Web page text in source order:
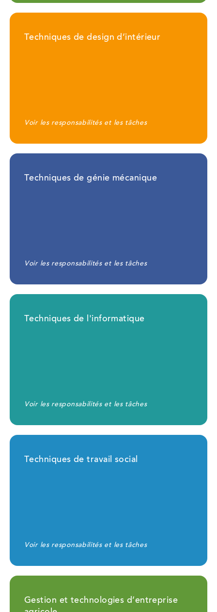
Techniques de design d’intérieur
Voir les responsabilités et les tâches
Techniques de génie mécanique
Voir les responsabilités et les tâches
Techniques de l'informatique
Voir les responsabilités et les tâches
Techniques de travail social
Voir les responsabilités et les tâches
Gestion et technologies d’entreprise